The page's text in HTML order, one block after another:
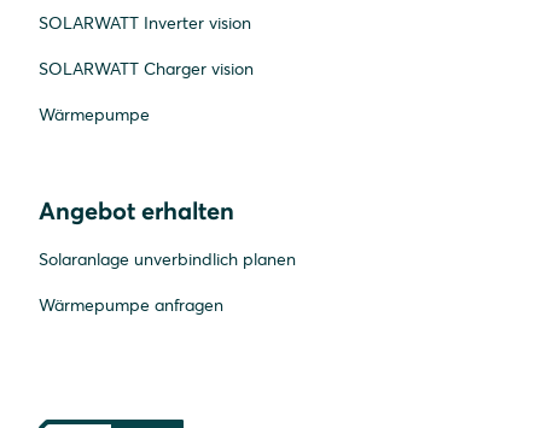
SOLARWATT Inverter vision
SOLARWATT Charger vision
Wärmepumpe
Angebot erhalten
Solaranlage unverbindlich planen
Wärmepumpe anfragen